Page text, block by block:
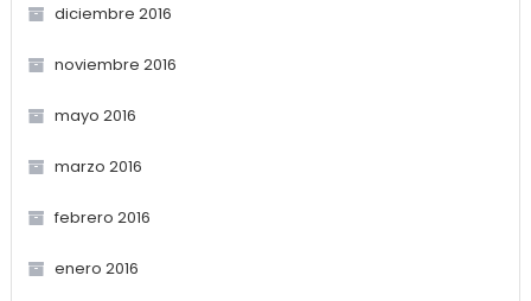
diciembre 2016
noviembre 2016
mayo 2016
marzo 2016
febrero 2016
enero 2016